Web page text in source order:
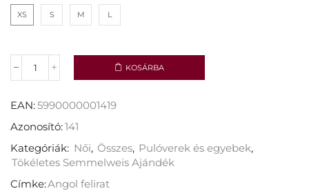
XS S M L
KOSÁRBA
EAN:5990000001419
Azonosító:141
Kategóriák: Női, Összes, Pulóverek és egyebek,
Tökéletes Semmelweis Ajándék
Címke:Angol felirat